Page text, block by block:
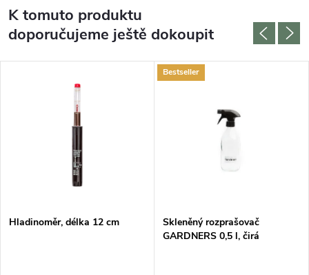
K tomuto produktu
doporučujeme ještě dokoupit
Hladinoměr, délka 12 cm
Bestseller
Skleněný rozprašovač
GARDNERS 0,5 l, čirá